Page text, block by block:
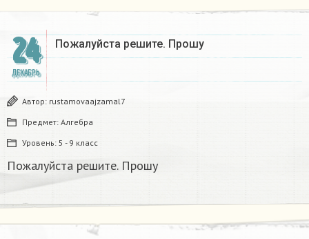
24
ДЕКАБРЬ
Пожалуйста решите. Прошу
Автор: rustamovaajzamal7
Предмет: Алгебра
Уровень: 5 - 9 класс
Пожалуйста решите. Прошу